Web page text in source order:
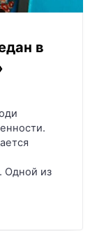
в
Одной из